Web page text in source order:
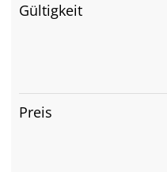
Gültigkeit
Preis